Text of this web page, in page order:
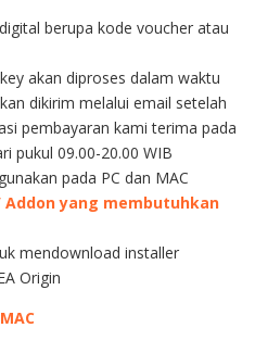
berupa kode voucher atau
akan diproses dalam waktu
dikirim melalui email setelah
pembayaran kami terima pada
pukul 09.00-20.00 WIB
pada PC dan MAC
Addon yang membutuhkan
mendownload installer
Origin